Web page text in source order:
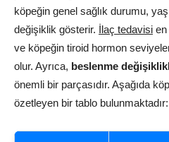
köpeğin genel sağlık durumu,
değişiklik gösterir. İlaç tedavisi en
ve köpeğin tiroid hormon
olur. Ayrıca, beslenme
önemli bir parçasıdır. Aşağıda
özetleyen bir tablo bulunmaktadır: